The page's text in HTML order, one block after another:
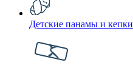
Детские панамы и кепки